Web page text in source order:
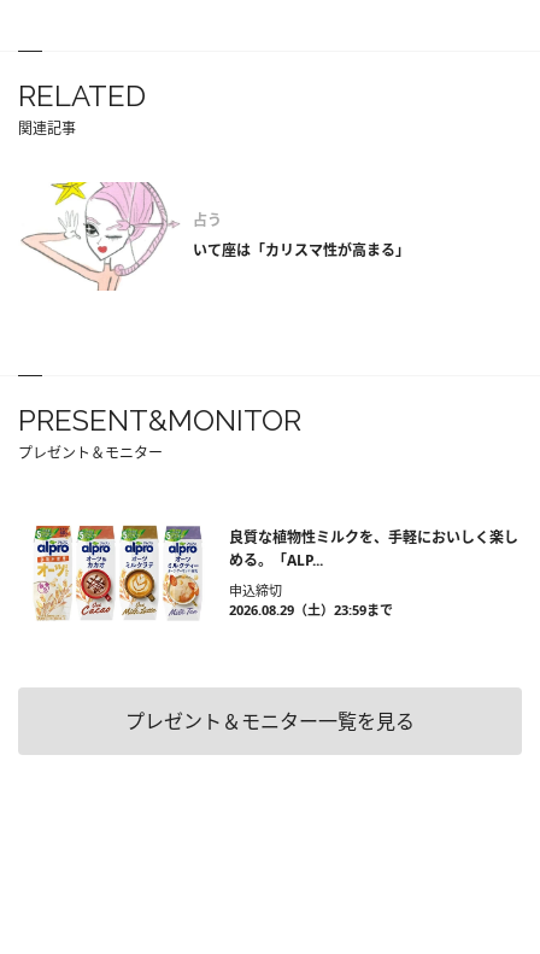
RELATED
関連記事
占う
いて座は「カリスマ性が高まる」
PRESENT&MONITOR
プレゼント＆モニター
良質な植物性ミルクを、手軽においしく楽し
める。「ALP...
申込締切
2026.08.29（土）23:59まで
プレゼント＆モニター一覧を見る